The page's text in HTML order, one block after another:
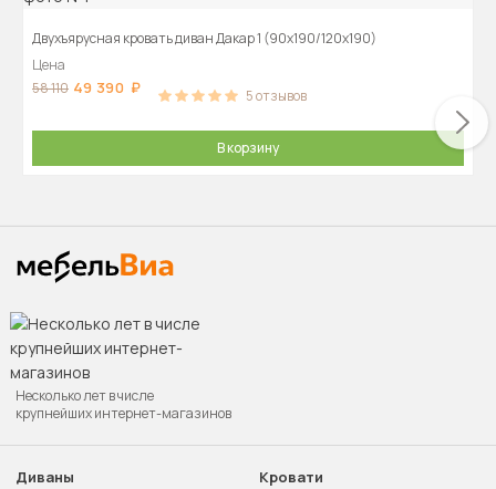
Двухъярусная кровать диван Дакар 1 (90х190/120х190)
Цена
58 110 49 390 5отзывов
В корзину
Несколько лет в числе
крупнейших интернет-магазинов
Диваны
Кровати